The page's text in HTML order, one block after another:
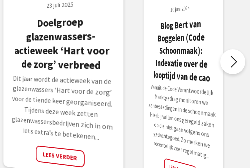
23 juli 2025
Doelgroep
glazenwassers-
actieweek ‘Hart voor
de zorg’ verbreed
Dit jaar wordt de actieweek van de
glazenwassers ‘Hart voor de zorg’
voor de tiende keer georganiseerd.
Tijdens deze week zetten
glazenwassersbedrijven zich in om
iets extra’s te betekenen...
LEES VERDER
10 juni 2024
Blog Bert van
Boggelen (Code
Schoonmaak):
Indexatie over de
looptijd van de cao
Vanuit de Code Verantwoordelijk
Marktgedrag monitoren we
aanbestedingen in de schoonmaak. Hierbij vallen ons geregeld zaken op die niet gaan volgens ons gedachtegoed. Zo merken we
recentelijk zeer regelmatig...